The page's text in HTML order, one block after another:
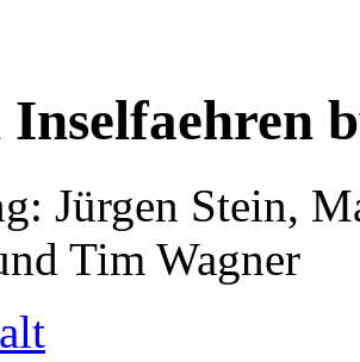
Jürgen Stein,
Tim Wagner